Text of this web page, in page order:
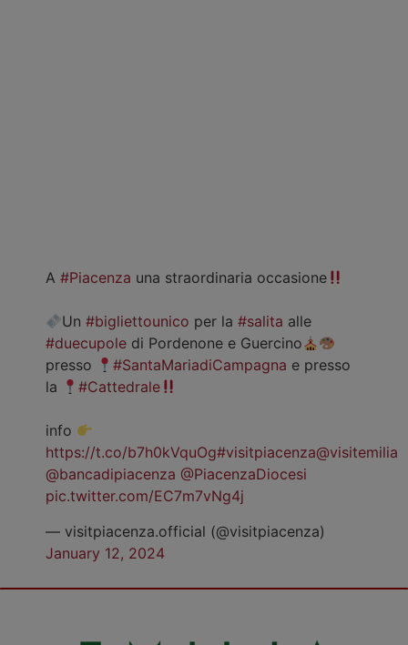
A #Piacenza una straordinaria occasione
Un#bigliettounico per la#salita alle
#duecupole di Pordenone e Guercino
presso
#SantaMariadiCampagna e presso
la
#Cattedrale
info
https://t.co/b7h0kVquOg#visitpiacenza@visitemilia
@bancadipiacenza @PiacenzaDiocesi
pic.twitter.com/EC7m7vNg4j
— visitpiacenza.official (@visitpiacenza)
January 12, 2024